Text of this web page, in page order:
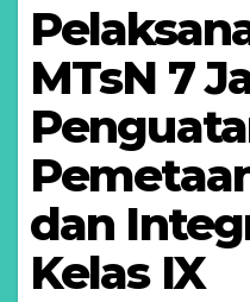
MTsN 7
dan
Kelas IX